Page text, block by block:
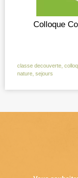
Colloque
classe decouverte
nature sejours